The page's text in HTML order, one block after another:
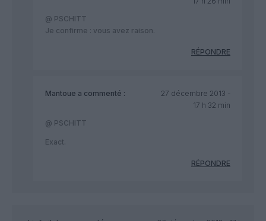
@ PSCHITT
Je confirme : vous avez raison.
RÉPONDRE
Mantoue a commenté :
27 décembre 2013 -
17 h 32 min
@ PSCHITT
Exact.
RÉPONDRE